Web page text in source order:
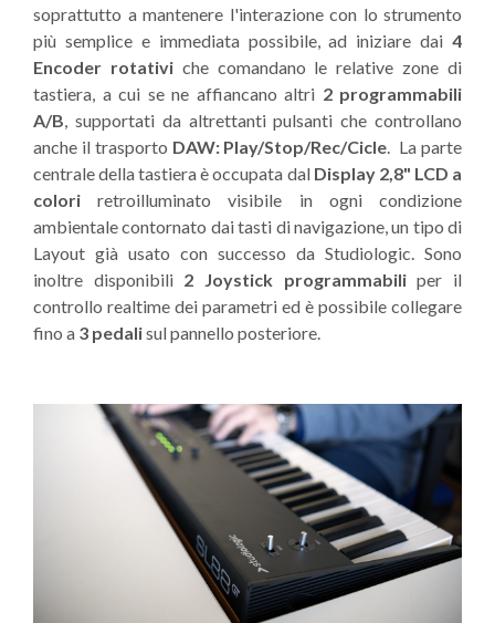
soprattutto a mantenere l'interazione con lo strumento
più semplice e immediata possibile, ad iniziare dai 4
Encoder rotativiche comandano le relative zone di
tastiera, a cui se ne affiancano altri 2 programmabili
A/B, supportati da altrettanti pulsanti che controllano
anche il trasporto DAW: Play/Stop/Rec/Cicle. La parte
centrale della tastiera è occupata dal Display 2,8" LCD a
colori retroilluminato visibile in ogni condizione
ambientale contornato dai tasti di navigazione, un tipo di
Layout già usato con successo da Studiologic. Sono
inoltre disponibili 2 Joystick programmabiliper il
controllo realtime dei parametri ed è possibile collegare
fino a 3 pedalisul pannello posteriore.